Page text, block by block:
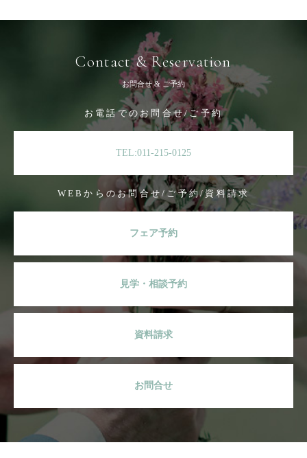
Contact & Reservation
お問合せ & ご予約
お電話でのお問合せ/ご予約
TEL:011-215-0125
WEBからのお問合せ/ご予約/資料請求
フェア予約
見学・相談予約
資料請求
お問合せ